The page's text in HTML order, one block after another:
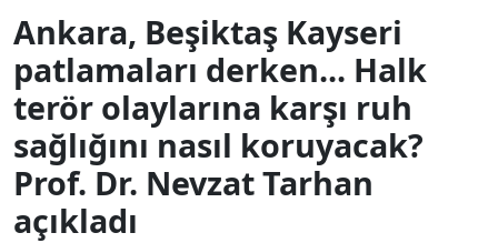
Ankara, Beşiktaş Kayseri
patlamaları derken... Halk
terör olaylarına karşı ruh
sağlığını nasıl koruyacak?
Prof. Dr. Nevzat Tarhan
açıkladı